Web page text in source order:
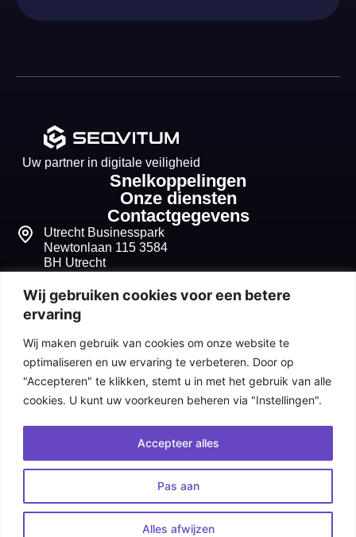
Wij gebruiken cookies voor een betere
ervaring
Wij maken gebruik van cookies om onze website te
optimaliseren en uw ervaring te verbeteren. Door op
"Accepteren" te klikken, stemt u in met het gebruik van alle
cookies. U kunt uw voorkeuren beheren via "Instellingen".
Pas aan
Alles afwijzen
Accepteer alles
Uw partner in digitale veiligheid
Snelkoppelingen
Onze diensten
Contactgegevens
Utrecht Businesspark
Newtonlaan 115 3584
BH Utrecht
+31 30 268 1099
info@seqvitum.nl
91518210
NL865680632B01
© 2026 SeQvitum
Algemene voorwaarden
Cookiebeleid